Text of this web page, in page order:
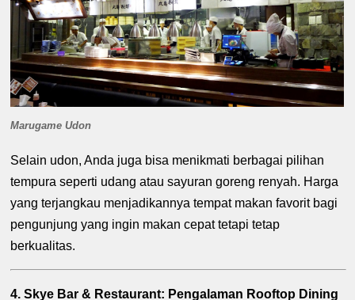
Marugame Udon
Selain udon, Anda juga bisa menikmati berbagai pilihan
tempura seperti udang atau sayuran goreng renyah. Harga
yang terjangkau menjadikannya tempat makan favorit bagi
pengunjung yang ingin makan cepat tetapi tetap
berkualitas.
4. Skye Bar & Restaurant: Pengalaman Rooftop Dining